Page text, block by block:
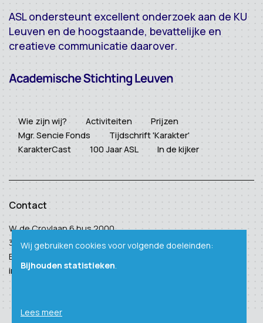
ASL ondersteunt excellent onderzoek aan de KU
Leuven en de hoogstaande, bevattelijke en
creatieve communicatie daarover.
Wie zijn wij? Activiteiten
Prijzen
Mgr. Sencie Fonds
Tijdschrift 'Karakter'
KarakterCast
100 Jaar ASL In de kijker
Contact
W. de Croylaan 6 bus 2000
3001 Heverlee
BTW: BE 0410 938 124
info@academischestichtingleuven.be
Wij gebruiken cookies voor volgende doeleinden:
Bijhouden statistieken.
Lees meer